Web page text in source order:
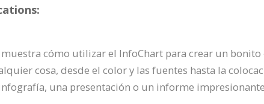
cómo utilizar el InfoChart para crear un bonito
cosa, desde el color y las fuentes hasta la
una presentación o un informe